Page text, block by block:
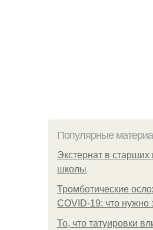
Популярные
Экстернат в старших
школы
Тромботические
COVID-19: что нужно
То, что татуировки